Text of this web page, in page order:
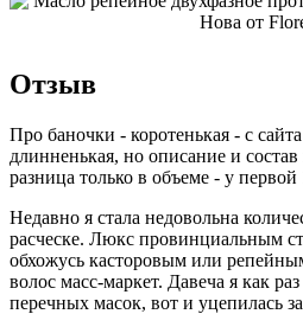
Отзыв
Про баночки - коротенькая - с
длинненькая, но описание и
разница только в объеме - у
Недавно я стала недовольна
расческе. Люкс провинциальным
обхожусь касторовым или
волос масс-маркет. Давеча я как
перечных масок, вот и уцепилась